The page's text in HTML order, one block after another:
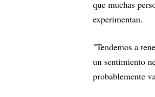
que muchas
experimentan.
"Tendemos a
un sentimiento
probablemente